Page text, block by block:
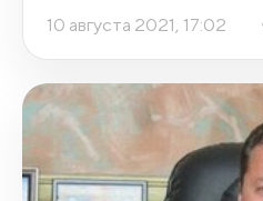
10 августа 2021, 17:02